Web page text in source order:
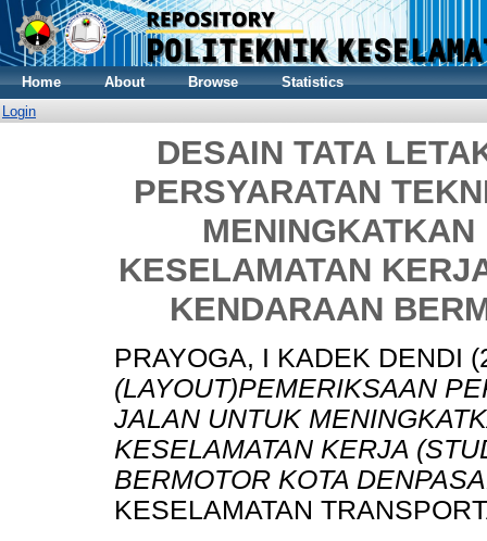
Home About Browse
Statistics
Login
DESAIN TATA
PERSYARATAN
KESELAMATAN
KENDARAAN
PRAYOGA, I KADEK DENDI
(LAYOUT)PEMERIKSAAN
JALAN UNTUK
KESELAMATAN KERJA
BERMOTOR KOTA
KESELAMATAN